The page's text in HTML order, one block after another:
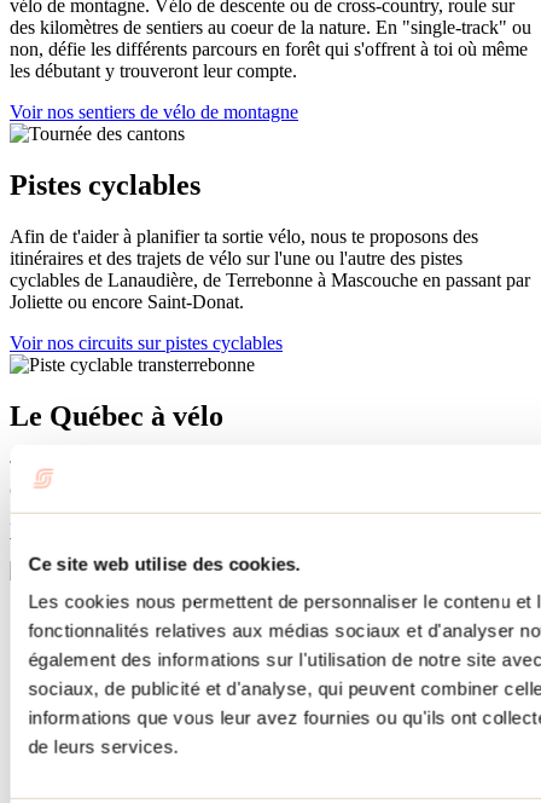
Ce site web utilise des cookies.
Les cookies nous permettent de personnaliser le contenu
fonctionnalités relatives aux médias sociaux et d'analyser
également des informations sur l'utilisation de notre site
sociaux, de publicité et d'analyse, qui peuvent combiner
informations que vous leur avez fournies ou qu'ils ont
de leurs services.
vélo de montagne. Vélo de descente ou de cross-country, roule sur
des kilomètres de sentiers au coeur de la nature. En "single-track" ou
non, défie les différents parcours en forêt qui s'offrent à toi où même
les débutant y trouveront leur compte.
Voir nos sentiers de vélo de montagne
Pistes cyclables
Afin de t'aider à planifier ta sortie vélo, nous te proposons des
itinéraires et des trajets de vélo sur l'une ou l'autre des pistes
cyclables de Lanaudière, de Terrebonne à Mascouche en passant par
Joliette ou encore Saint-Donat.
Voir nos circuits sur pistes cyclables
Le Québec à vélo
Trouve des itinéraires, des cartes et tout ce qu’il te faut pour
organiser ta sortie à vélo au Québec.
Voir l’offre complète
Les circuits proposés ont été élaborés au meilleur des connaissances. Ils sont composés de
pistes cyclables séparées des voies de circulation automobile ou encore de sections sur
route en fonction de leur type. Le choix des routes a été fait dans le but de minimiser
l’exposition à la circulation motorisée. Ces tronçons ne comportent pas nécessairement
d’accotement asphalté ni de signalisation pour cyclistes. Nous ne sommes pas responsables
de l’état de la chaussée ni des voies en construction. Nous comptons sur la collaboration
des cyclistes pour respecter la signalisation en place et assurer leur sécurité. Pour toutes
suggestions relatives aux circuits vélo, merci d’acheminer un courriel à